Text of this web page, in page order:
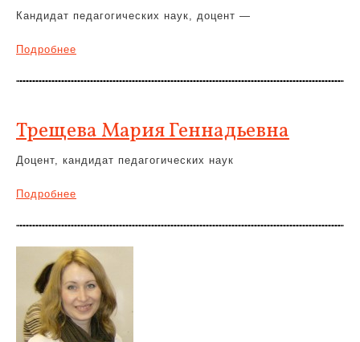
Кандидат педагогических наук, доцент —
Подробнее
Трещева Мария Геннадьевна
Доцент, кандидат педагогических наук
Подробнее